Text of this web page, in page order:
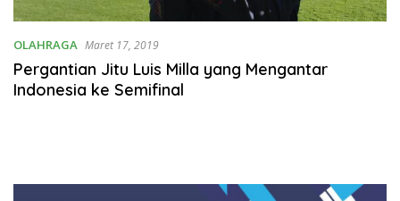
OLAHRAGA Maret 17, 2019
Pergantian Jitu Luis Milla yang Mengantar
Indonesia ke Semifinal